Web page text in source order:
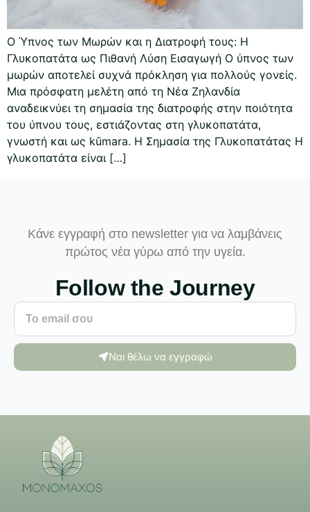
Ο Ύπνος των Μωρών και η Διατροφή τους: Η
Γλυκοπατάτα ως Πιθανή Λύση Εισαγωγή Ο ύπνος των
μωρών αποτελεί συχνά πρόκληση για πολλούς γονείς.
Μια πρόσφατη μελέτη από τη Νέα Ζηλανδία
αναδεικνύει τη σημασία της διατροφής στην ποιότητα
του ύπνου τους, εστιάζοντας στη γλυκοπατάτα,
γνωστή και ως kūmara. Η Σημασία της Γλυκοπατάτας Η
γλυκοπατάτα είναι […]
Κάνε εγγραφή στο newsletter για να λαμβάνεις
πρώτος νέα γύρω από την υγεία.
Follow the Journey
Ναι θέλω να εγγραφώ